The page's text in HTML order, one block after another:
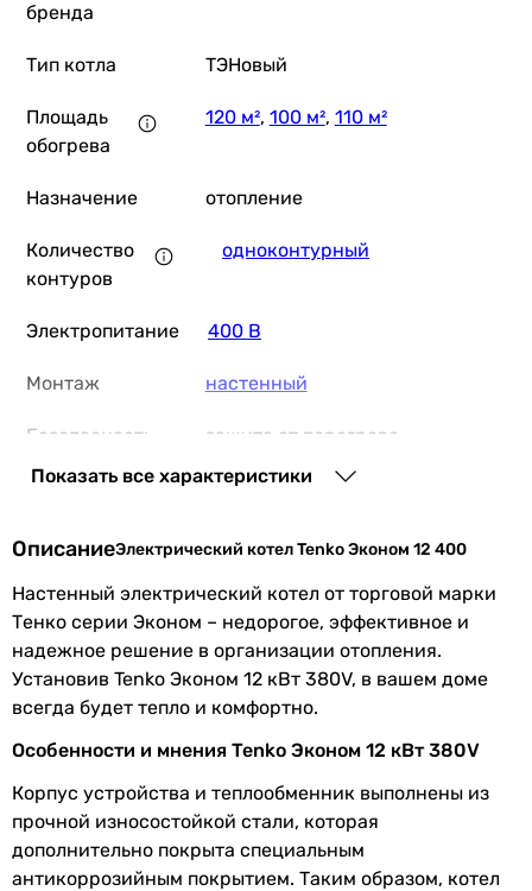
бренда
Тип котла ТЭНовый
Площадь
обогрева
120 м², 100 м², 110 м²
Назначение отопление
Количество
контуров
одноконтурный
Электропитание 400 В
Монтаж настенный
Безопасность защита от перегрева
Материал
сталь
защиты
Сечение
питающего
кабеля, 3 фазы
6 мм²
Серия Эконом
Производство Украина
Управление и функциональность
Показать все характеристики
ОписаниеЭлектрический котел Tenko Эконом 12 400
Настенный электрический котел от торговой марки
Тенко серии Эконом – недорогое, эффективное и
надежное решение в организации отопления.
Установив Tenko Эконом 12 кВт 380V, в вашем доме
всегда будет тепло и комфортно.
Особенности и мнения Tenko Эконом 12 кВт 380V
Корпус устройства и теплообменник выполнены из
прочной износостойкой стали, которая
дополнительно покрыта специальным
антикоррозийным покрытием. Таким образом, котел